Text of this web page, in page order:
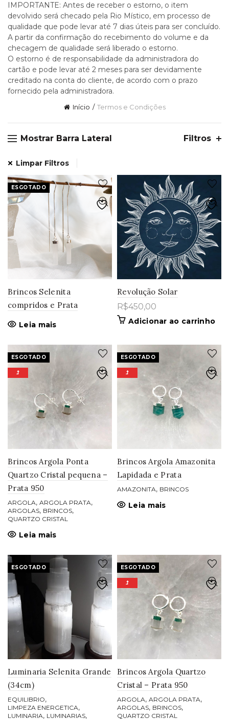
IMPORTANTE: Antes de receber o estorno, o item
devolvido será checado pela Rio Místico, em processo de
qualidade que pode levar até 7 dias úteis para ser concluído.
A partir da confirmação do recebimento do volume e da
checagem de qualidade será liberado o estorno.
O estorno é de responsabilidade da administradora do
cartão e pode levar até 2 meses para ser devidamente
creditado na conta do cliente, de acordo com o prazo
fornecido pela administradora.
Início Termos e Condições
Mostrar Barra Lateral Filtros
Limpar Filtros
ESGOTADO
Brincos Selenita
compridos e Prata
Leia mais
Revolução Solar
R$450,00
Adicionar ao carrinho
ESGOTADO
Brincos Argola Ponta
Quartzo Cristal pequena –
Prata 950
ARGOLA, ARGOLA PRATA,
ARGOLAS, BRINCOS,
QUARTZO CRISTAL
Leia mais
ESGOTADO
Brincos Argola Amazonita
Lapidada e Prata
AMAZONITA, BRINCOS
Leia mais
ESGOTADO
Luminaria Selenita Grande
(34cm)
EQUILIBRIO,
LIMPEZA ENERGETICA,
LUMINARIA, LUMINARIAS,
ESGOTADO
Brincos Argola Quartzo
Cristal – Prata 950
ARGOLA, ARGOLA PRATA,
ARGOLAS, BRINCOS,
QUARTZO CRISTAL